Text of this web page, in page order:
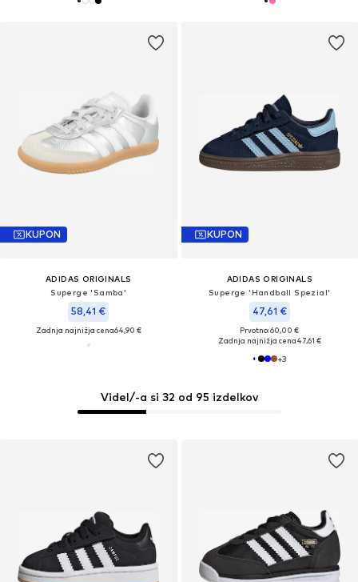
KUPON
ADIDAS ORIGINALS
Superge 'Samba'
58,41 €
Zadnja najnižja cena64,90 €
KUPON
ADIDAS ORIGINALS
Superge 'Handball Spezial'
47,61 €
Prvotno: 60,00 €
Zadnja najnižja cena47,61 €
+3
Videl/-a si 32 od 95 izdelkov